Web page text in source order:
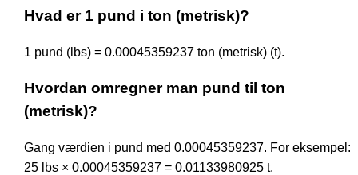
Hvad er 1 pund i ton (metrisk)?
1 pund (lbs) = 0.00045359237 ton (metrisk) (t).
Hvordan omregner man pund til ton
(metrisk)?
Gang værdien i pund med 0.00045359237. For eksempel:
25 lbs × 0.00045359237 = 0.01133980925 t.